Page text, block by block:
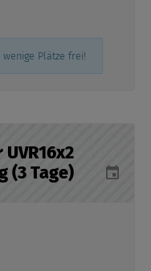
Plätze frei!
(3 Tage)